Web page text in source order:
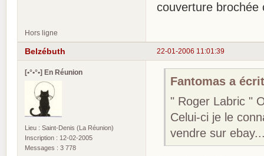
couverture brochée
Hors ligne
22-01-2006 11:01:39
Belzébuth
[•°•°•] En Réunion
Lieu : Saint-Denis (La Réunion)
Inscription : 12-02-2005
Messages : 3 778
Fantomas a
" Roger Labric "
Celui-ci je le
vendre sur